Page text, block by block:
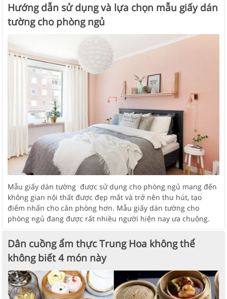
Hướng dẫn sử dụng và lựa chọn mẫu giấy dán
tường cho phòng ngủ
Mẫu giấy dán tường được sử dụng cho phòng ngủ mang đến
không gian nội thất được đẹp mắt và trở nên thu hút, tạo
điểm nhấn cho căn phòng hơn. Mẫu giấy dán tường cho
phòng ngủ đang được rất nhiều người hiện nay ưa chuộng.
Dân cuồng ẩm thực Trung Hoa không thể
không biết 4 món này